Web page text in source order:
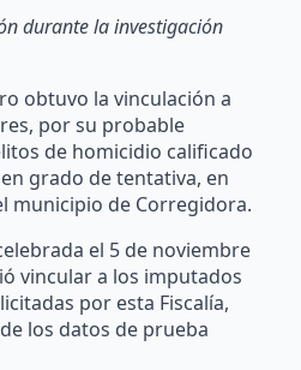
durante la investigación
obtuvo la vinculación a
por su probable
de homicidio calificado
grado de tentativa, en
municipio de Corregidora.
el 5 de noviembre
vincular a los imputados
por esta Fiscalía,
los datos de prueba